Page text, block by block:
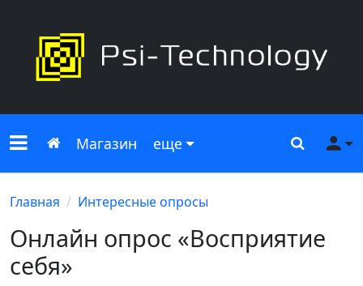
Меню сайта
Главная
Магазин еще Поиск
Главная Интересные опросы
Онлайн опрос «Восприятие
себя»